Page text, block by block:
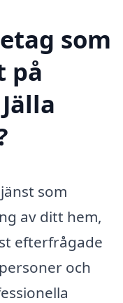
som
på
som
av ditt hem,
efterfrågade
och